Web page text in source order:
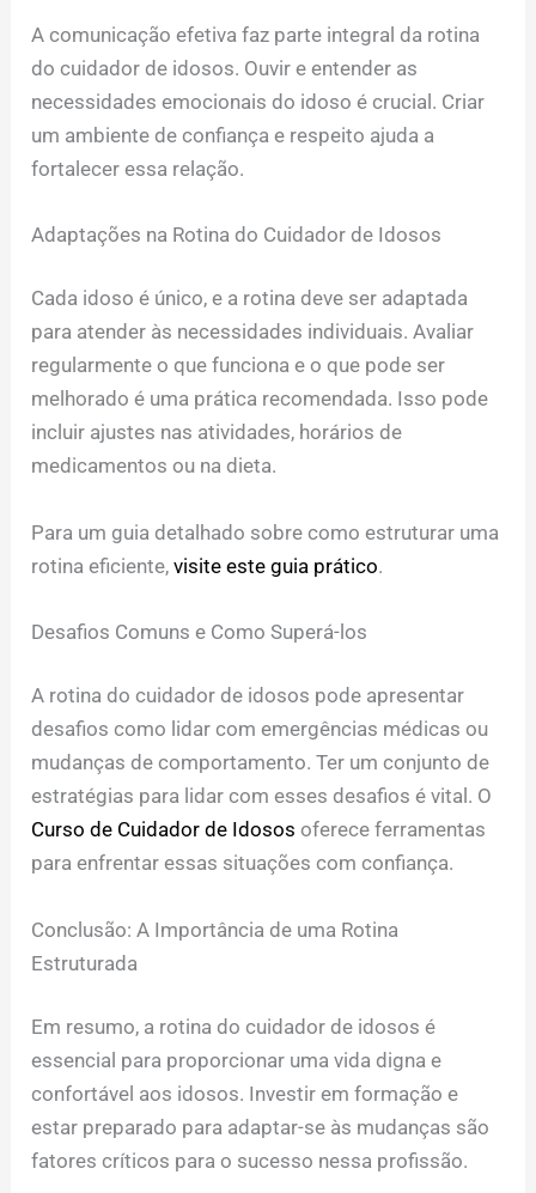
A comunicação efetiva faz parte integral da rotina
do cuidador de idosos. Ouvir e entender as
necessidades emocionais do idoso é crucial. Criar
um ambiente de confiança e respeito ajuda a
fortalecer essa relação.
Adaptações na Rotina do Cuidador de Idosos
Cada idoso é único, e a rotina deve ser adaptada
para atender às necessidades individuais. Avaliar
regularmente o que funciona e o que pode ser
melhorado é uma prática recomendada. Isso pode
incluir ajustes nas atividades, horários de
medicamentos ou na dieta.
Para um guia detalhado sobre como estruturar uma
rotina eficiente,visite este guia prático.
Desafios Comuns e Como Superá-los
A rotina do cuidador de idosos pode apresentar
desafios como lidar com emergências médicas ou
mudanças de comportamento. Ter um conjunto de
estratégias para lidar com esses desafios é vital. O
Curso de Cuidador de Idosos oferece ferramentas
para enfrentar essas situações com confiança.
Conclusão: A Importância de uma Rotina
Estruturada
Em resumo, a rotina do cuidador de idosos é
essencial para proporcionar uma vida digna e
confortável aos idosos. Investir em formação e
estar preparado para adaptar-se às mudanças são
fatores críticos para o sucesso nessa profissão.